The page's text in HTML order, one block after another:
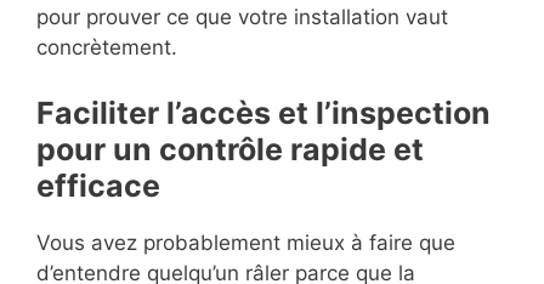
pour prouver ce que votre installation vaut
concrètement.
Faciliter l’accès et l’inspection
pour un contrôle rapide et
efficace
Vous avez probablement mieux à faire que
d’entendre quelqu’un râler parce que la